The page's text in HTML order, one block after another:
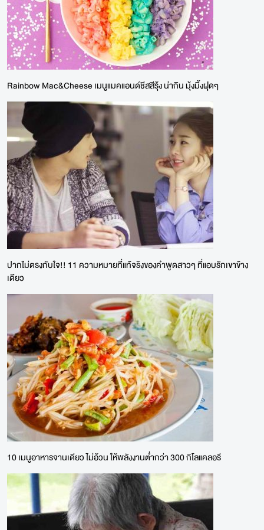
Rainbow Mac&Cheese เมนูแมคแอนด์ชีสสีรุ้ง น่ากิน มุ้งมิ้งฝุดๆ
ปากไม่ตรงกับใจ!! 11 ความหมายที่แท้จริงของคำพูดสาวๆ ที่แอบรักเขาข้าง
เดียว
10 เมนูอาหารจานเดียว ไม่อ้วน ให้พลังงานต่ำกว่า 300 กิโลแคลอรี